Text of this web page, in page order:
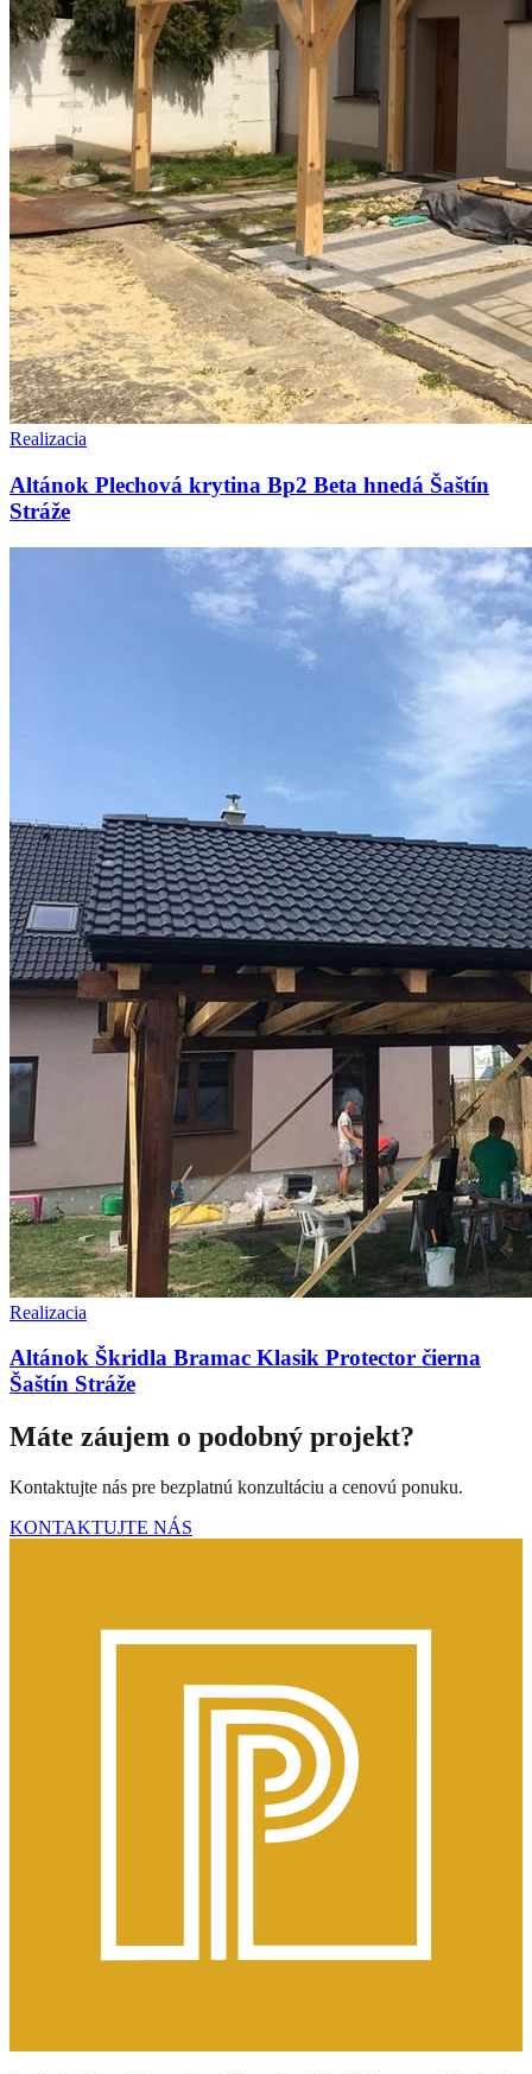
Realizacia
Altánok Plechová krytina Bp2 Beta hnedá Šaštín
Stráže
Realizacia
Altánok Škridla Bramac Klasik Protector čierna
Šaštín Stráže
Máte záujem o podobný projekt?
Kontaktujte nás pre bezplatnú konzultáciu a cenovú ponuku.
KONTAKTUJTE NÁS